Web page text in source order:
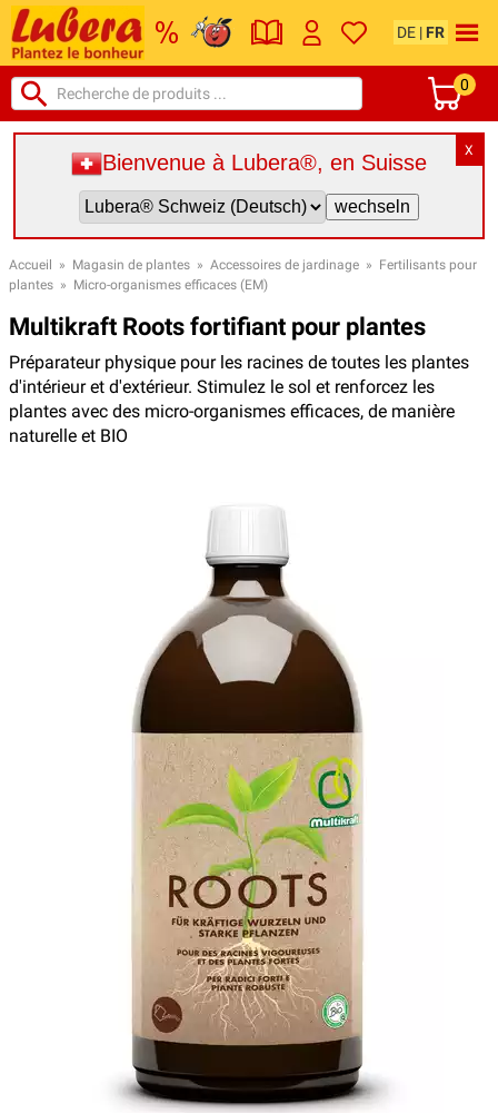
DE | FR
0
X
Bienvenue à Lubera®, en Suisse
Accueil » Magasin de plantes » Accessoires de jardinage » Fertilisants pour
plantes » Micro-organismes efficaces (EM)
Multikraft Roots fortifiant pour plantes
Préparateur physique pour les racines de toutes les plantes
d'intérieur et d'extérieur. Stimulez le sol et renforcez les
plantes avec des micro-organismes efficaces, de manière
naturelle et BIO